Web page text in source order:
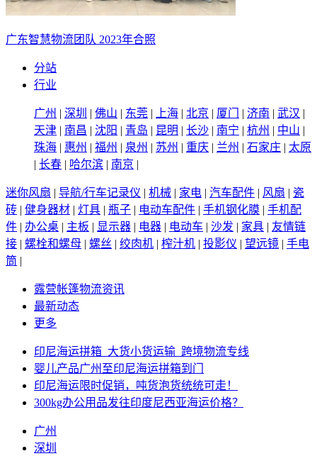
广东智慧物流团队 2023年合照
分站
行业
广州 | 深圳 | 佛山 | 东莞 | 上海 | 北京 | 厦门 | 济南 | 武汉 |
天津 | 南昌 | 沈阳 | 青岛 | 昆明 | 长沙 | 南宁 | 杭州 | 中山 |
珠海 | 惠州 | 福州 | 泉州 | 苏州 | 重庆 | 兰州 | 石家庄 | 太原
| 长春 | 哈尔滨 | 南京 |
迷你风扇 | 导航/行车记录仪 | 机械 | 家电 | 汽车配件 | 风扇 | 瓷
砖 | 健身器材 | 灯具 | 瓶子 | 电动车配件 | 手机钢化膜 | 手机配
件 | 办公桌 | 主板 | 显示器 | 电器 | 电动车 | 沙发 | 家具 | 友情链
接 | 螺栓和螺母 | 螺丝 | 绞肉机 | 榨汁机 | 投影仪 | 望远镜 | 手电
筒 |
露营帐篷物流资讯
最新动态
更多
印尼海运拼箱_大货小货运输_跨境物流专线
婴儿产品广州至印尼海运拼箱到门
印尼海运限时促销，吨货泡货统统可走！
300kg办公用品发往印度尼西亚海运价格？
广州
深圳